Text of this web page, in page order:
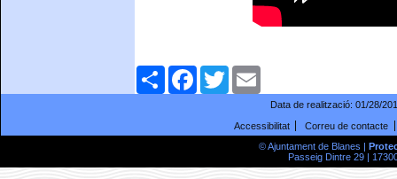
ComparteixFacebookTwitter
Data de realització: 01/28/
Accessibilitat
Correu de contacte
© Ajuntament de Blanes |
Passeig Dintre 29 |